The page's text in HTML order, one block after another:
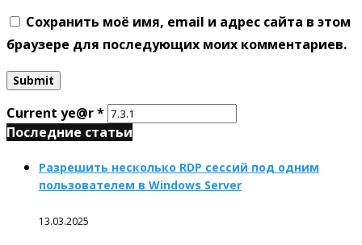
Сохранить моё имя, email и адрес сайта в этом
браузере для последующих моих комментариев.
Current ye@r*
Последние статьи
Разрешить несколько RDP сессий под одним
пользователем в Windows Server
13.03.2025